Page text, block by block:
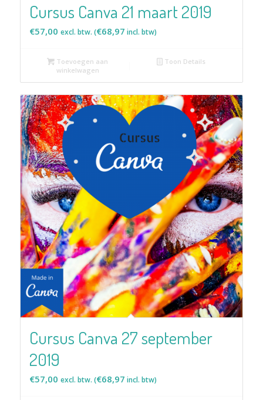
Cursus Canva 21 maart 2019
€57,00 excl. btw. (€68,97 incl. btw)
Toevoegen aan
winkelwagen
Toon Details
Cursus Canva 27 september
2019
€57,00 excl. btw. (€68,97 incl. btw)